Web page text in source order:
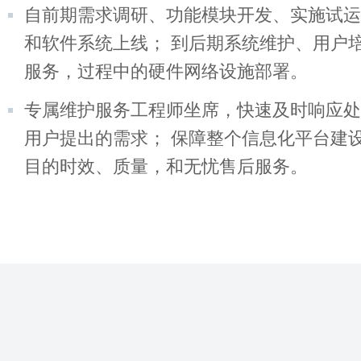
自前期需求调研、功能模块开发、实施试
和软件系统上线； 到后期系统维护、用户
服务，过程中的硬件网络设施部署。
专属维护服务工程师坐席，快速及时响应
用户提出的需求； 保障整个信息化平台建
目的时效、质量，和无忧售后服务。